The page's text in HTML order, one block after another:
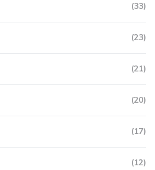
(33)
(23)
(21)
(20)
(17)
(12)